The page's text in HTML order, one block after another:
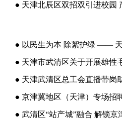
● 天津北辰区双招双引进校园
● 天津武清区总工会直播带岗
● 京津冀地区（天津）专场招
● 武清区“站产城”融合 解锁京